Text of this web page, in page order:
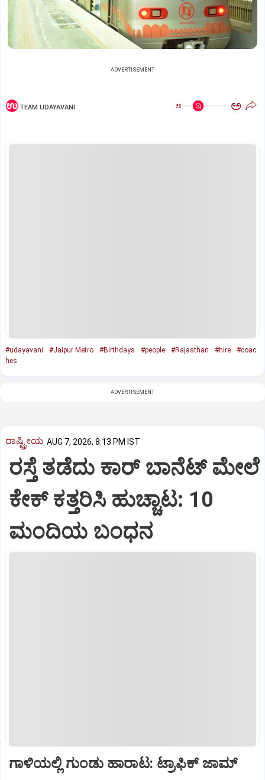
ADVERTISEMENT
TEAM UDAYAVANI ಅ ಅ
#udayavani #Jaipur Metro #Birthdays #people #Rajasthan #hire
#coac
hes
ADVERTISEMENT
ರಾಷ್ಟ್ರೀಯ AUG 7, 2026, 8:13 PM IST
ರಸ್ತೆ ತಡೆದು ಕಾರ್ ಬಾನೆಟ್ ಮೇಲೆ
ಕೇಕ್ ಕತ್ತರಿಸಿ ಹುಚ್ಚಾಟ: 10
ಮಂದಿಯ ಬಂಧನ
ಗಾಳಿಯಲ್ಲಿ ಗುಂಡು ಹಾರಾಟ: ಟ್ರಾಫಿಕ್‌ ಜಾಮ್